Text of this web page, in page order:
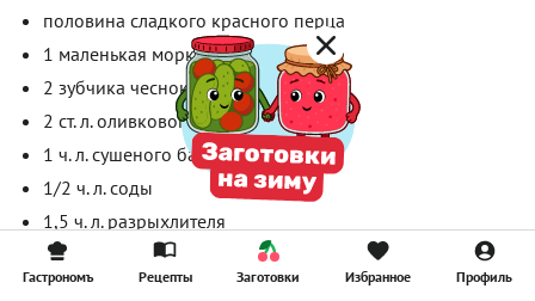
половина сладкого красного перца
1 маленькая морковка
2 зубчика чеснока
2 ст. л. оливкового масла
1 ч. л. сушеного базилика
1/2 ч. л. соды
1,5 ч. л. разрыхлителя
1 ст. л. сахара
1/2 ч. л. соли
Гастрономъ Рецепты Заготовки Избранное Профиль